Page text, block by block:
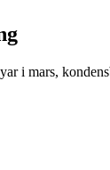
i mars,